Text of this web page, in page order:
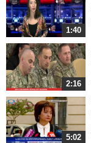
1:40
2:16
5:02